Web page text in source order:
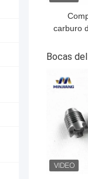
carburo
Bocas
MEJOR